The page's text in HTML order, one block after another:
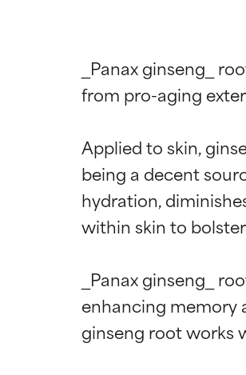
_Panax ginseng_
from pro-aging
Applied to skin,
being a decent
hydration,
within skin to
_Panax ginseng_
enhancing memory
ginseng root works